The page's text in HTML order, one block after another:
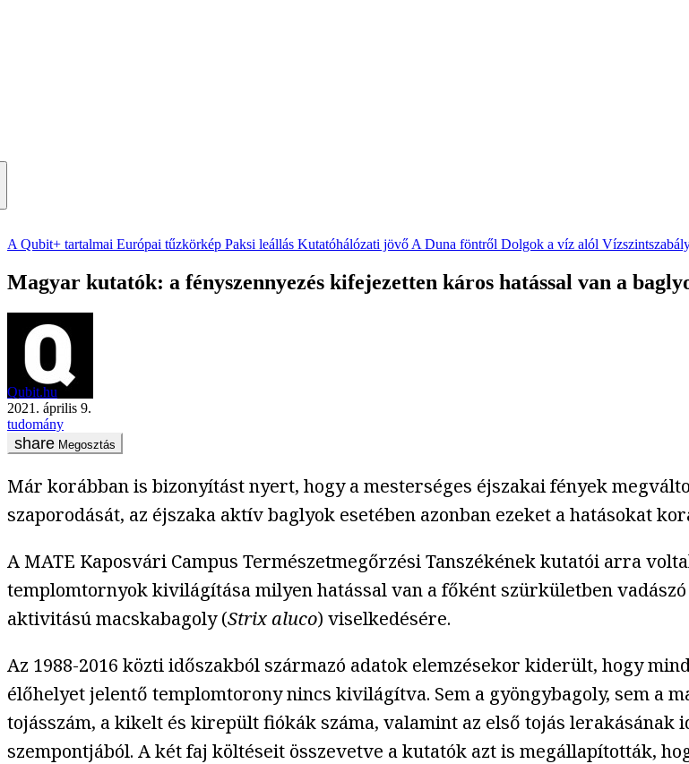
A Qubit+ tartalmai Európai tűzkörkép Paksi leállás Kutatóhálózati jövő A Duna föntről Dolgok a víz alól
Magyar kutatók: a fényszennyezés kifejezetten káros hatással van a
Qubit.hu
2021. április 9.
tudomány
Megosztás
Már korábban is bizonyítást nyert, hogy a mesterséges éjszakai fények
szaporodását, az éjszaka aktív baglyok esetében azonban ezeket a hatásokat
A MATE Kaposvári Campus Természetmegőrzési Tanszékének kutatói arra
templomtornyok kivilágítása milyen hatással van a főként szürkületben
aktivitású macskabagoly (Strix aluco) viselkedésére.
Az 1988-2016 közti időszakból származó adatok elemzésekor kiderült, hogy
élőhelyet jelentő templomtorony nincs kivilágítva. Sem a gyöngybagoly, sem a
tojásszám, a kikelt és kirepült fiókák száma, valamint az első tojás
szempontjából. A két faj költéseit összevetve a kutatók azt is megállapították,